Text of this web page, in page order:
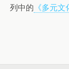
列中的 《多元文